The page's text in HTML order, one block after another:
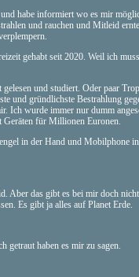
und habe informiert wo es mir
und rauchen und Mitleid
gehabt seit 2020. Weil ich
und studiert. Oder paar
und gründlichste Bestrahlung
Ich wurde immer nur dumm
für Millionen Euronen.
in der Hand und Mobilphone
Aber das gibt es bei mir doch
Es gibt ja alles auf Planet Erde.
haben es mir zu sagen.